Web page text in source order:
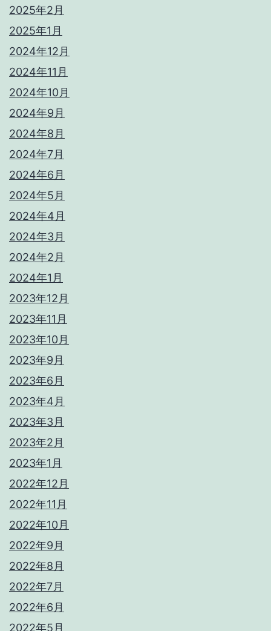
2025年2月
2025年1月
2024年12月
2024年11月
2024年10月
2024年9月
2024年8月
2024年7月
2024年6月
2024年5月
2024年4月
2024年3月
2024年2月
2024年1月
2023年12月
2023年11月
2023年10月
2023年9月
2023年6月
2023年4月
2023年3月
2023年2月
2023年1月
2022年12月
2022年11月
2022年10月
2022年9月
2022年8月
2022年7月
2022年6月
2022年5月